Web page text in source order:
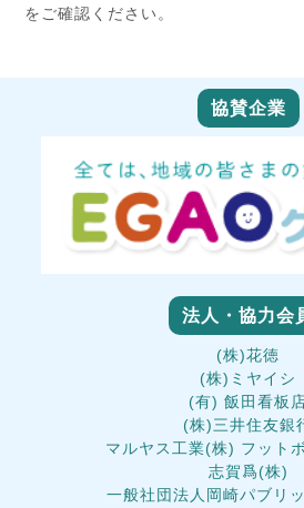
をご確認ください。
協賛企業
法人・協力会
(株)花徳
(株)ミヤイシ
(有) 飯田看板
(株)三井住友銀
マルヤス工業(株) フット
志賀爲(株)
一般社団法人岡崎パブリ